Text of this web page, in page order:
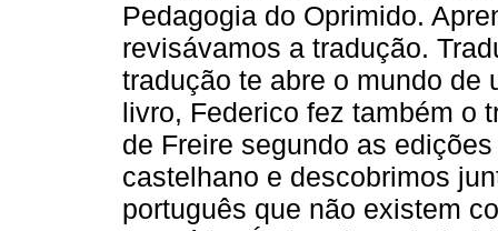
Pedagogia do Oprimido.
revisávamos a tradução.
tradução te abre o mundo de
livro, Federico fez também o
de Freire segundo as
castelhano e descobrimos
português que não existem